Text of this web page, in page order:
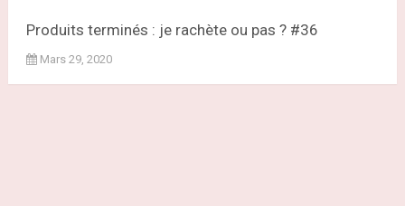
Produits terminés : je rachète ou pas ? #36
Mars 29, 2020